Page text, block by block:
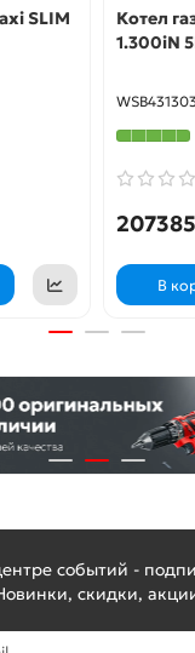
SLIM
Котел
1.300iN
В
событий -
скидки,